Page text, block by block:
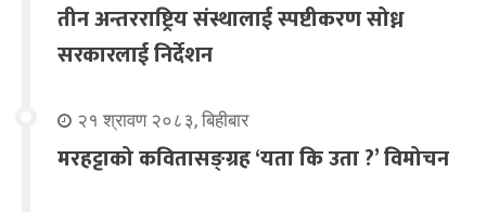
तीन अन्तरराष्ट्रिय संस्थालाई स्पष्टीकरण सोध्न
सरकारलाई निर्देशन
२१ श्रावण २०८३, बिहीबार
मरहट्टाको कवितासङ्ग्रह ‘यता कि उता ?’ विमोचन